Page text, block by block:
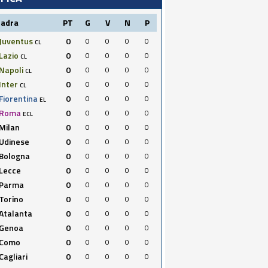
PT G V N P
Juventus CL 0 0 0 0
0
Lazio CL 0 0 0 0
0
Napoli CL 0 0 0 0
0
Inter CL 0 0 0 0
0
Fiorentina EL 0 0 0 0
0
Roma ECL 0 0 0 0
0
Milan 0 0 0 0
0
Udinese 0 0 0 0
0
Bologna 0 0 0 0
0
Lecce 0 0 0 0
0
Parma 0 0 0 0
0
Torino 0 0 0 0
0
0 0 0 0
0
Genoa 0 0 0 0
0
Como 0 0 0 0
0
Cagliari 0 0 0 0
0